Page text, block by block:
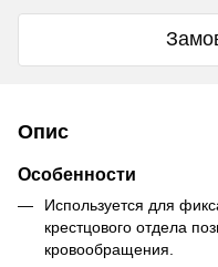
Опис
Особенности
Используется для
крестцового отдела
кровообращения.